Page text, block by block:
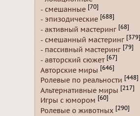
- смешанные [70]
- эпизодические [688]
- активный мастеринг [68]
- смешанный мастеринг [379]
- пассивный мастеринг [79]
- авторский сюжет [67]
Авторские миры [646]
Ролевые по реальности [448]
Альтернативные миры [217]
Игры с юмором [60]
Ролевые о животных [290]